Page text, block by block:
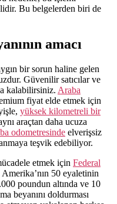
Bu belgelerden biri de
amacı
bir sorun haline gelen
Güvenilir satıcılar ve
kalabilirsiniz. Araba
fiyat elde etmek için
yüksek kilometreli bir
araçtan daha ucuza
odometresinde elverişsiz
teşvik edebiliyor.
etmek için Federal
50 eyaletinin
poundun altında ve 10
beyanını doldurması